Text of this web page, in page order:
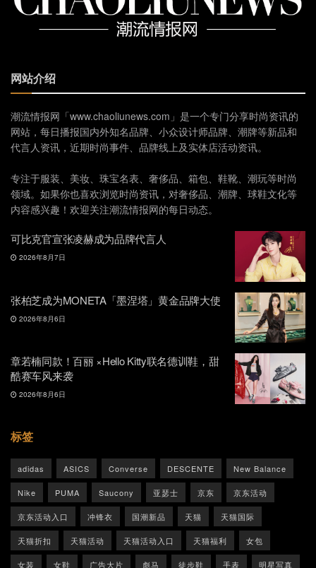
网站介绍
潮流情报网「www.chaoliunews.com」是一个专门分享时尚资讯的
网站，每日播报国内外知名品牌、小众设计师品牌、潮牌等新品和
代言人资讯，近期时尚事件、品牌线上及实体店活动资讯。
专注于服装、美妆、珠宝名表、奢侈品、箱包、鞋靴、潮玩等时尚
领域。如果你也喜欢浏览时尚资讯，对奢侈品、潮牌、球鞋文化等
内容感兴趣！欢迎关注潮流情报网的每日动态。
可比克官宣张凌赫成为品牌代言人
2026年8月7日
张柏芝成为MONETA「墨涅塔」黄金品牌大使
2026年8月6日
章若楠同款！百丽 ×Hello Kitty联名德训鞋，甜
酷赛车风来袭
2026年8月6日
标签
adidas ASICS Converse DESCENTE New Balance
Nike PUMA Saucony 亚瑟士 京东 京东活动
京东活动入口 冲锋衣 国潮新品 天猫 天猫国际
天猫折扣 天猫活动 天猫活动入口 天猫福利 女包
女装 女鞋 广告大片 彪马 徒步鞋 手表 明星写真